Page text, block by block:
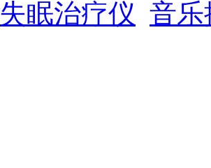
失眠治疗仪 音乐